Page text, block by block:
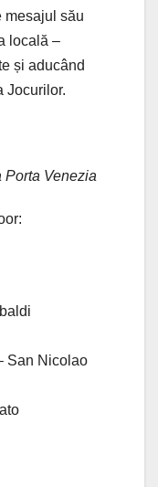
mesajul său
locală –
și aducând
Jocurilor.
Porta Venezia
San Nicolao